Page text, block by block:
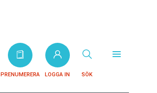
PRENUMERERA LOGGA IN SÖK